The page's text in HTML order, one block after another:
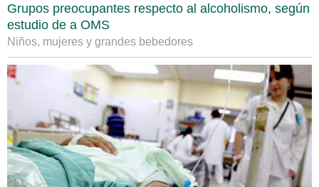
Grupos preocupantes respecto al alcoholismo, según
estudio de a OMS
Niños, mujeres y grandes bebedores